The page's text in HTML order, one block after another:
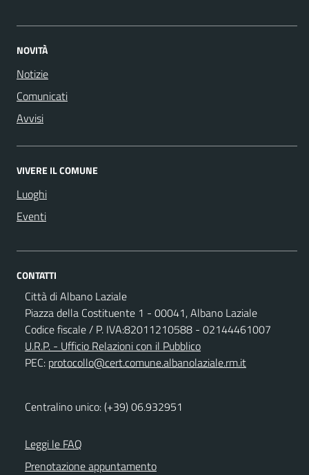
NOVITÀ
Notizie
Comunicati
Avvisi
VIVERE IL COMUNE
Luoghi
Eventi
CONTATTI
Città di Albano Laziale
Piazza della Costituente 1 - 00041, Albano Laziale
Codice fiscale / P. IVA:82011210588 - 02144461007
U.R.P. - Ufficio Relazioni con il Pubblico
PEC: protocollo@cert.comune.albanolaziale.rm.it
Centralino unico: (+39) 06.932951
Leggi le FAQ
Prenotazione appuntamento